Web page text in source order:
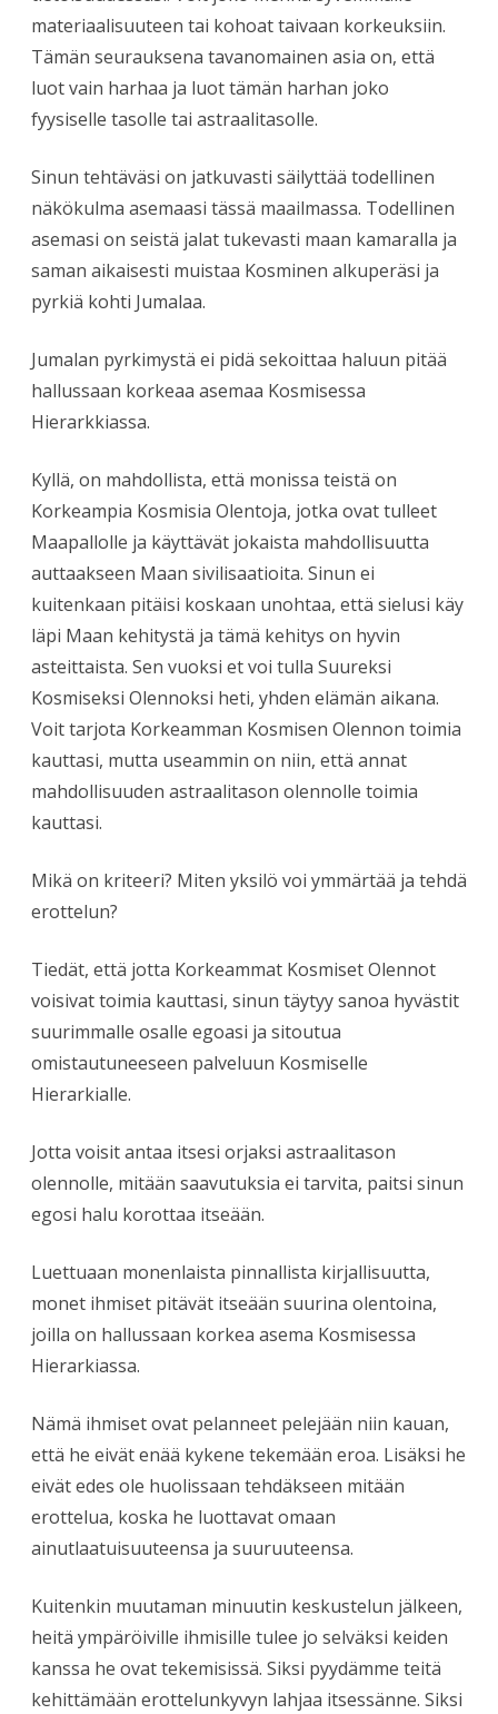
materiaalisuuteen tai kohoat taivaan korkeuksiin.
Tämän seurauksena tavanomainen asia on, että
luot vain harhaa ja luot tämän harhan joko
fyysiselle tasolle tai astraalitasolle.
Sinun tehtäväsi on jatkuvasti säilyttää todellinen
näkökulma asemaasi tässä maailmassa. Todellinen
asemasi on seistä jalat tukevasti maan kamaralla ja
saman aikaisesti muistaa Kosminen alkuperäsi ja
pyrkiä kohti Jumalaa.
Jumalan pyrkimystä ei pidä sekoittaa haluun pitää
hallussaan korkeaa asemaa Kosmisessa
Hierarkkiassa.
Kyllä, on mahdollista, että monissa teistä on
Korkeampia Kosmisia Olentoja, jotka ovat tulleet
Maapallolle ja käyttävät jokaista mahdollisuutta
auttaakseen Maan sivilisaatioita. Sinun ei
kuitenkaan pitäisi koskaan unohtaa, että sielusi käy
läpi Maan kehitystä ja tämä kehitys on hyvin
asteittaista. Sen vuoksi et voi tulla Suureksi
Kosmiseksi Olennoksi heti, yhden elämän aikana.
Voit tarjota Korkeamman Kosmisen Olennon toimia
kauttasi, mutta useammin on niin, että annat
mahdollisuuden astraalitason olennolle toimia
kauttasi.
Mikä on kriteeri? Miten yksilö voi ymmärtää ja tehdä
erottelun?
Tiedät, että jotta Korkeammat Kosmiset Olennot
voisivat toimia kauttasi, sinun täytyy sanoa hyvästit
suurimmalle osalle egoasi ja sitoutua
omistautuneeseen palveluun Kosmiselle
Hierarkialle.
Jotta voisit antaa itsesi orjaksi astraalitason
olennolle, mitään saavutuksia ei tarvita, paitsi sinun
egosi halu korottaa itseään.
Luettuaan monenlaista pinnallista kirjallisuutta,
monet ihmiset pitävät itseään suurina olentoina,
joilla on hallussaan korkea asema Kosmisessa
Hierarkiassa.
Nämä ihmiset ovat pelanneet pelejään niin kauan,
että he eivät enää kykene tekemään eroa. Lisäksi he
eivät edes ole huolissaan tehdäkseen mitään
erottelua, koska he luottavat omaan
ainutlaatuisuuteensa ja suuruuteensa.
Kuitenkin muutaman minuutin keskustelun jälkeen,
heitä ympäröiville ihmisille tulee jo selväksi keiden
kanssa he ovat tekemisissä. Siksi pyydämme teitä
kehittämään erottelunkyvyn lahjaa itsessänne. Siksi